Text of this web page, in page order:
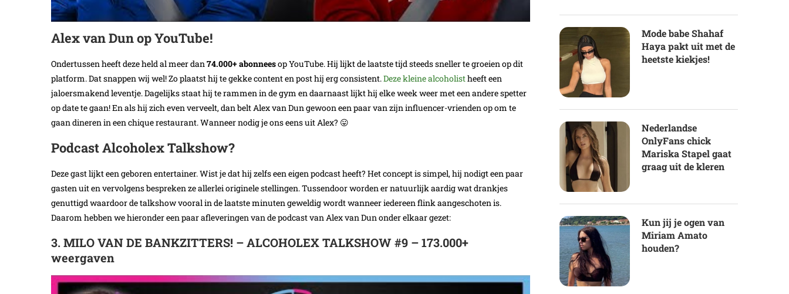
Alex van Dun op YouTube!
Ondertussen heeft deze held al meer dan 74.000+ abonneesop YouTube. Hij lijkt de laatste tijd steeds sneller te groeien op dit
platform. Dat snappen wij wel! Zo plaatst hij te gekke content en post hij erg consistent.Deze kleine alcoholistheeft een
jaloersmakend leventje. Dagelijks staat hij te rammen in de gym en daarnaast lijkt hij elke week weer met een andere spetter
op date te gaan! En als hij zich even verveelt, dan belt Alex van Dun gewoon een paar van zijn influencer-vrienden op om te
gaan dineren in een chique restaurant. Wanneer nodig je ons eens uit Alex? 😛
Podcast Alcoholex Talkshow?
Deze gast lijkt een geboren entertainer. Wist je dat hij zelfs een eigen podcast heeft? Het concept is simpel, hij nodigt een paar
gasten uit en vervolgens bespreken ze allerlei originele stellingen. Tussendoor worden er natuurlijk aardig wat drankjes
genuttigd waardoor de talkshow vooral in de laatste minuten geweldig wordt wanneer iedereen flink aangeschoten is.
Daarom hebben we hieronder een paar afleveringen van de podcast van Alex van Dun onder elkaar gezet:
3. MILO VAN DE BANKZITTERS! – ALCOHOLEX TALKSHOW #9 – 173.000+
weergaven
Mode babe Shahaf
Haya pakt uit met de
heetste kiekjes!
Nederlandse
OnlyFans chick
Mariska Stapel gaat
graag uit de kleren
Kun jij je ogen van
Miriam Amato
houden?